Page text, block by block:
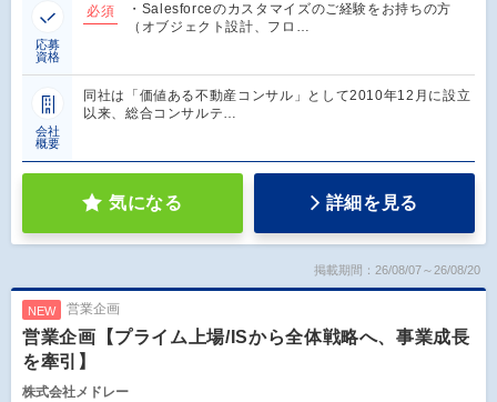
応募
資格
必須
・Salesforceのカスタマイズのご経験をお持ちの方
（オブジェクト設計、フロ…
会社
概要
同社は「価値ある不動産コンサル」として2010年12月に設立
以来、総合コンサルテ…
気になる 詳細を見る
掲載期間：26/08/07～26/08/20
NEW 営業企画
営業企画【プライム上場/ISから全体戦略へ、事業成長
を牽引】
株式会社メドレー